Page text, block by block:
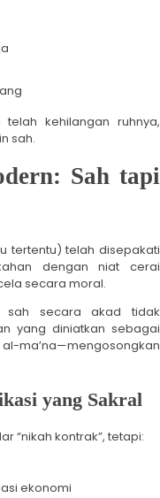
kehilangan ruhnya,
sah.
Sah tapi
tertentu) telah disepakati
dengan niat cerai
secara moral.
sah secara akad tidak
yang diniatkan sebagai
ma’na—mengosongkan
yang Sakral
“nikah kontrak”, tetapi:
ekonomi